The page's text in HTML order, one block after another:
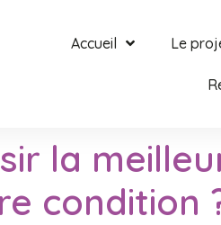
Accueil Le
la
condition